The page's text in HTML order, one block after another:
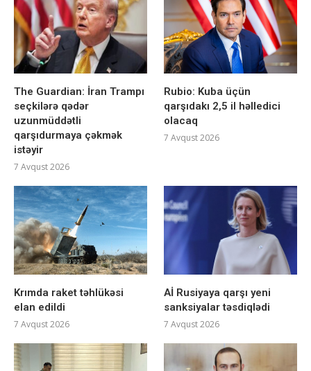
The Guardian: İran Trampı
seçkilərə qədər
uzunmüddətli
qarşıdurmaya çəkmək
istəyir
7 Avqust 2026
Rubio: Kuba üçün
qarşıdakı 2,5 il həlledici
olacaq
7 Avqust 2026
Krımda raket təhlükəsi
elan edildi
7 Avqust 2026
Aİ Rusiyaya qarşı yeni
sanksiyalar təsdiqlədi
7 Avqust 2026